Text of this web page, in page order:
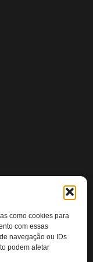
como cookies para
com essas
navegação ou IDs
podem afetar